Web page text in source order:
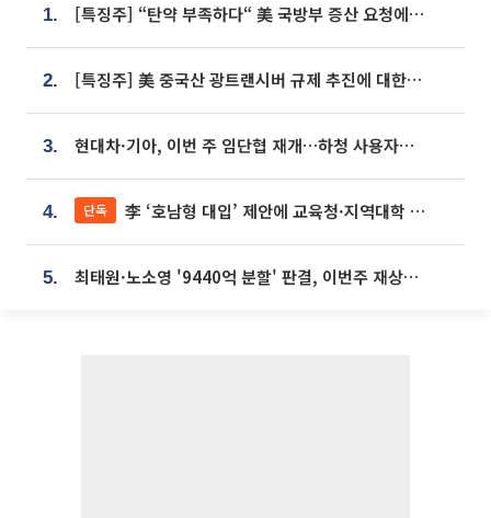
1. [특징주] “탄약 부족하다“ 美 국방부 증산 요청에⋯국내 방산주 급등세
2. [특징주] 美 중국산 광트랜시버 규제 추진에 대한광통신 등 광통신株 강세
3. 현대차·기아, 이번 주 임단협 재개…하청 사용자성 재심도 ‘변수’
4. 단독 李 ‘호남형 대입’ 제안에 교육청·지역대학 서·논술형 입시 연계 '착수'
5. 최태원·노소영 '9440억 분할' 판결, 이번주 재상고 여부 주목